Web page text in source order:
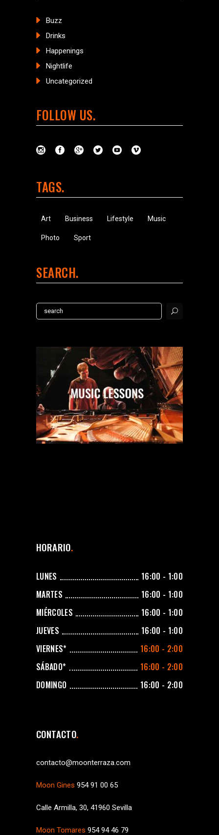
Buzz
Drinks
Happenings
Nightlife
Uncategorized
FOLLOW US
TAGS
Art Business Lifestyle Music
Photo Sport
SEARCH
Search
for:
HORARIO
LUNES
16:00 - 1:00
MARTES
16:00 - 1:00
MIÉRCOLES
16:00 - 1:00
JUEVES
16:00 - 1:00
VIERNES*
16:00 - 2:00
SÁBADO*
16:00 - 2:00
DOMINGO
16:00 - 2:00
CONTACTO
contacto@moonterraza.com
Moon Gines 954 91 00 65
Calle Armilla, 30, 41960 Sevilla
Moon Tomares 954 94 46 79